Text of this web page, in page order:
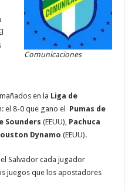
Comunicaciones
en la Liga de
el 8-0 que gano el
Pumas de
Sounders (EEUU), Pachuca
Dynamo (EEUU).
Salvador cada jugador
juegos que los apostadores